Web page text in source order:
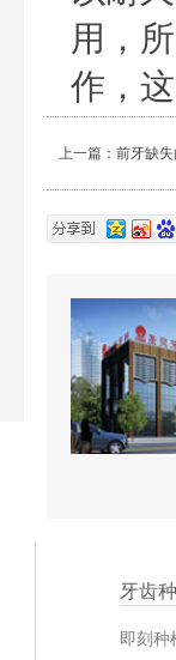
用，
作，
上一篇： 前牙缺
牙齿
即刻种